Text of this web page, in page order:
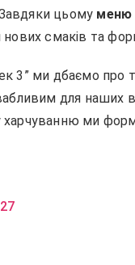
Завдяки цьому меню
нових смаків та
3” ми дбаємо про
для наших
ми